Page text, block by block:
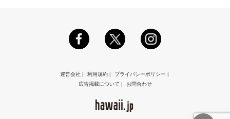
運営会社| 利用規約| プライバシーポリシー |
広告掲載について | お問合わせ